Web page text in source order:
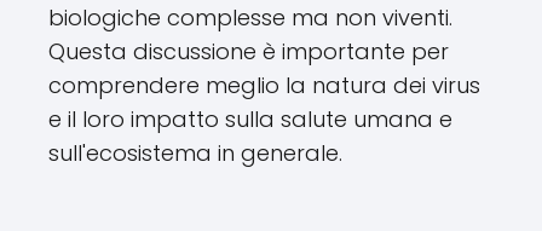
biologiche complesse ma non viventi.
Questa discussione è importante per
comprendere meglio la natura dei virus
e il loro impatto sulla salute umana e
sull'ecosistema in generale.